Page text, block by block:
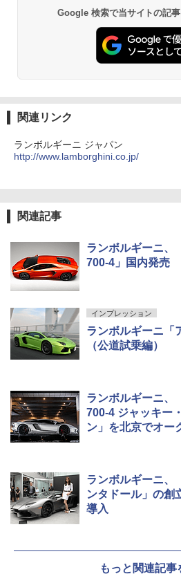
Google 検索で当サイトの記
関連リンク
ランボルギーニ ジャパン
http://www.lamborghini.co.jp/
関連記事
ランボルギーニ、
700-4」国内発売
インプレッション
ランボルギーニ「
（公道試乗編）
ランボルギーニ、
700-4 ジャッキー
ン」を北京でオー
ランボルギーニ、
ンタドール」の創
導入
もっと関連記事